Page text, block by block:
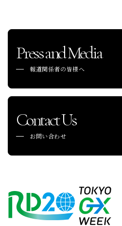
Press and Media
報道関係者の皆様へ
Contact Us
お問い合わせ